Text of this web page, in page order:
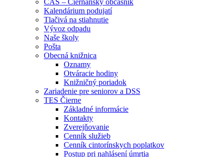
ČAS – Čierňanský občasník
Kalendárium podujatí
Tlačivá na stiahnutie
Vývoz odpadu
Naše školy
Pošta
Obecná knižnica
Oznamy
Otváracie hodiny
Knižničný poriadok
Zariadenie pre seniorov a DSS
TES Čierne
Základné informácie
Kontakty
Zverejňovanie
Cenník služieb
Cenník cintorínskych poplatkov
Postup pri nahlásení úmrtia